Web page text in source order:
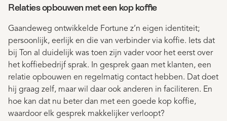
Relaties opbouwen met een kop koffie
Gaandeweg ontwikkelde Fortune z’n eigen identiteit;
persoonlijk, eerlijk en die van verbinder via koffie. Iets dat
bij Ton al duidelijk was toen zijn vader voor het eerst over
het koffiebedrijf sprak. In gesprek gaan met klanten, een
relatie opbouwen en regelmatig contact hebben. Dat doet
hij graag zelf, maar wil daar ook anderen in faciliteren. En
hoe kan dat nu beter dan met een goede kop koffie,
waardoor elk gesprek makkelijker verloopt?